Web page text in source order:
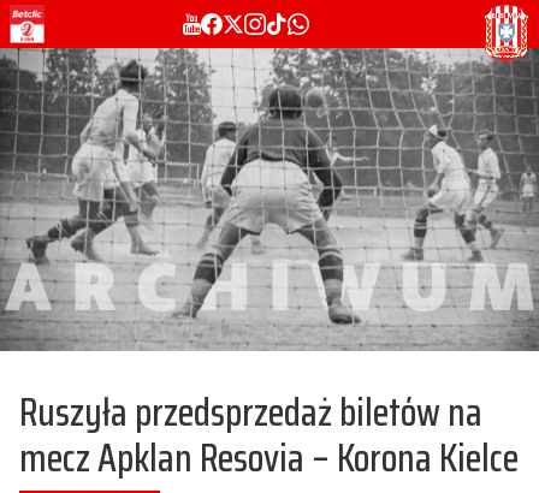
Ruszyła przedsprzedaż biletów na
mecz Apklan Resovia – Korona Kielce